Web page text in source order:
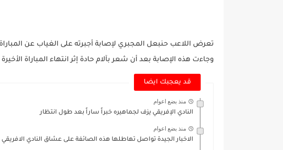
تعرض اللاعب حنبعل المجبري لإصابة أجبرته على الغياب عن
وجاءت هذه الإصابة بعد أن شعر بآلام حادة إثر انتهاء المباراة
قد يعجبك ايضا
منذ بضع اعوام
النادي الإفريقي يزف لجماهيره خبراً ساراً بعد طول انتظار
منذ بضع اعوام
الاخبار الجيدة تواصل تهاطلها هذه الصائفة على عشاق النادي الافريقي